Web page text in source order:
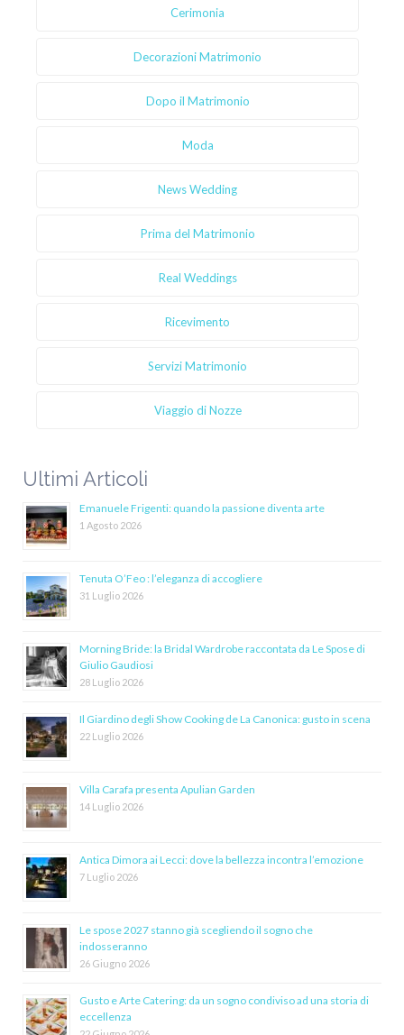
Cerimonia
Decorazioni Matrimonio
Dopo il Matrimonio
Moda
News Wedding
Prima del Matrimonio
Real Weddings
Ricevimento
Servizi Matrimonio
Viaggio di Nozze
Ultimi Articoli
Emanuele Frigenti: quando la passione diventa arte
1 Agosto 2026
Tenuta O’Feo : l’eleganza di accogliere
31 Luglio 2026
Morning Bride: la Bridal Wardrobe raccontata da Le Spose di
Giulio Gaudiosi
28 Luglio 2026
Il Giardino degli Show Cooking de La Canonica: gusto in scena
22 Luglio 2026
Villa Carafa presenta Apulian Garden
14 Luglio 2026
Antica Dimora ai Lecci: dove la bellezza incontra l’emozione
7 Luglio 2026
Le spose 2027 stanno già scegliendo il sogno che
indosseranno
26 Giugno 2026
Gusto e Arte Catering: da un sogno condiviso ad una storia di
eccellenza